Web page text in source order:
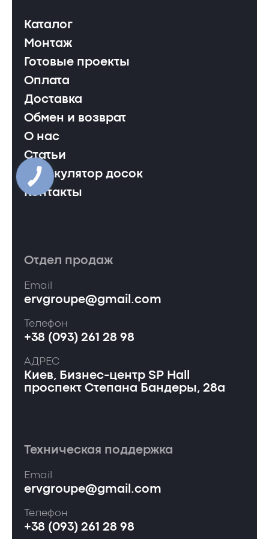
Каталог
Монтаж
Готовые проекты
Оплата
Доставка
Обмен и возврат
О нас
Статьи
Калькулятор досок
Контакты
Отдел продаж
Email
ervgroupe@gmail.com
Телефон
+38 (093) 261 28 98
АДРЕС
Киев, Бизнес-центр SP Hall
проспект Степана Бандеры, 28а
Техническая поддержка
Email
ervgroupe@gmail.com
Телефон
+38 (093) 261 28 98